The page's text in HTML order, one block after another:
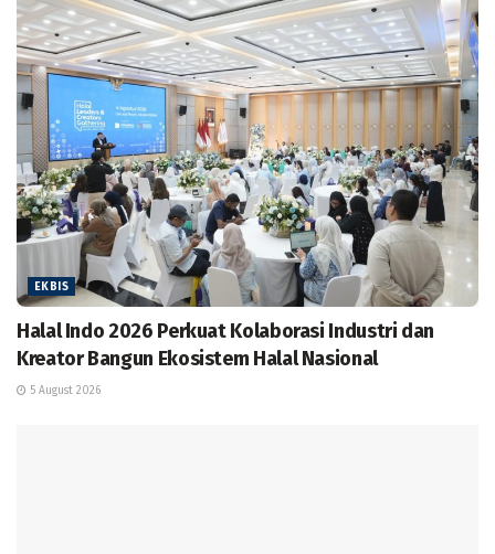
EKBIS
Halal Indo 2026 Perkuat Kolaborasi Industri dan
Kreator Bangun Ekosistem Halal Nasional
5 August 2026